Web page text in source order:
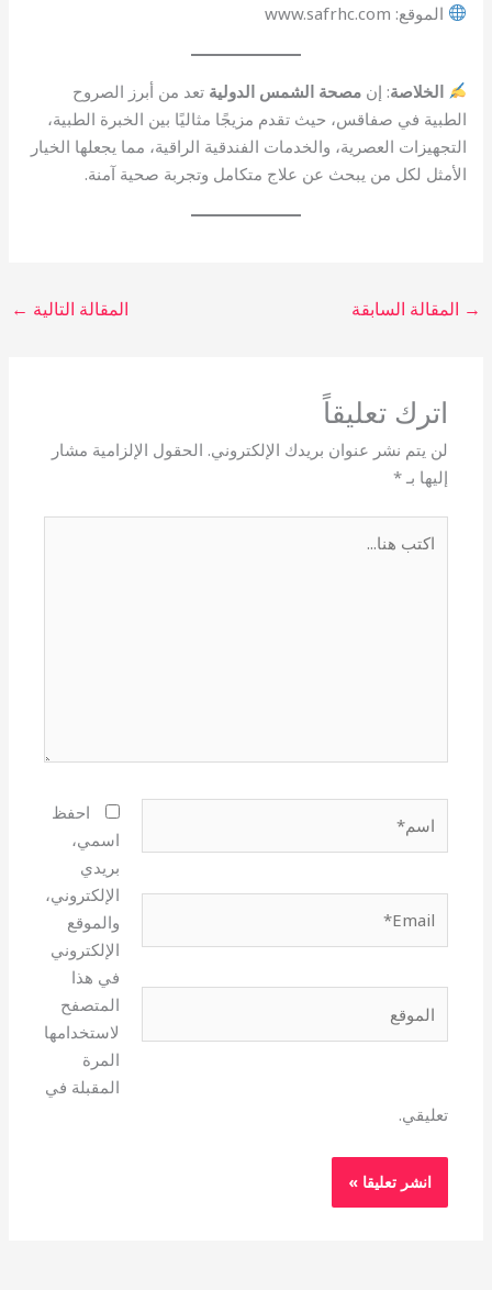
الموقع: www.safrhc.com
الخلاصة: إنمصحة الشمس الدولية تعد من أبرز الصروح
الطبية في صفاقس، حيث تقدم مزيجًا مثاليًا بين الخبرة الطبية،
التجهيزات العصرية، والخدمات الفندقية الراقية، مما يجعلها الخيار
الأمثل لكل من يبحث عن علاج متكامل وتجربة صحية آمنة.
→ المقالة السابقة المقالة التالية ←
اترك تعليقاً
لن يتم نشر عنوان بريدك الإلكتروني. الحقول الإلزامية مشار
إليها بـ*
هنا...
احفظ
اسمي،
بريدي
الإلكتروني،
والموقع
الإلكتروني
في هذا
المتصفح
لاستخدامها
المرة
المقبلة في
تعليقي.